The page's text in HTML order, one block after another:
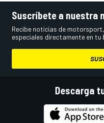
Suscríbete a nuestra
Recibe noticias de
especiales directamente en tu
Descarga